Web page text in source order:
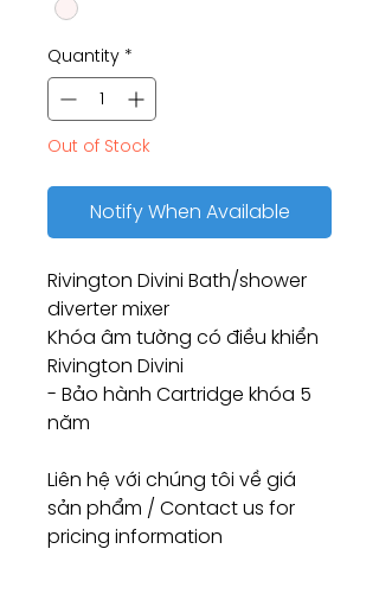
Quantity *
Out of Stock
Notify When Available
Rivington Divini Bath/shower
diverter mixer
Khóa âm tường có điều khiển
Rivington Divini
- Bảo hành Cartridge khóa 5
năm
Liên hệ với chúng tôi về giá
sản phẩm / Contact us for
pricing information